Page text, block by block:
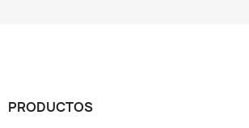
PRODUCTOS